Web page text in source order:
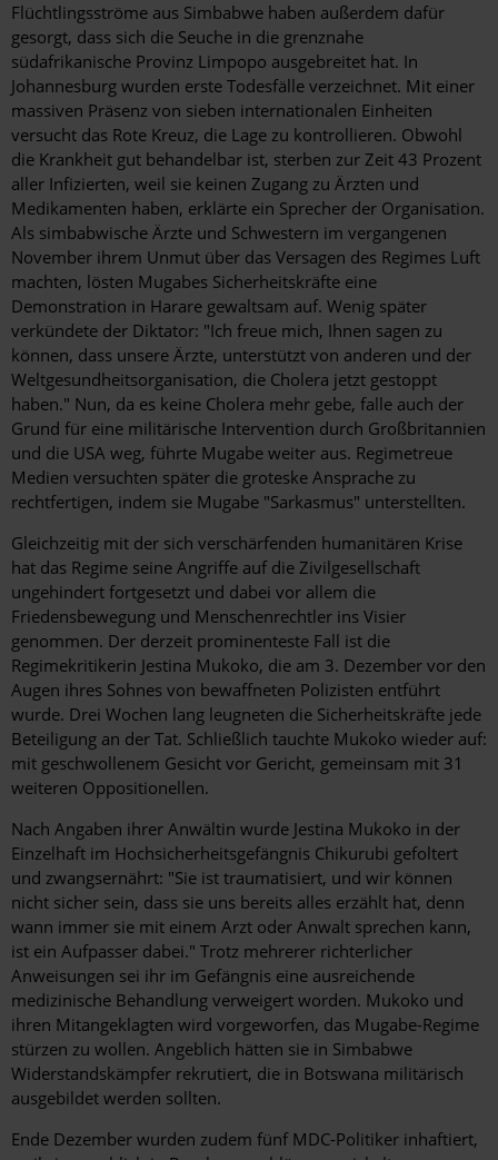
Flüchtlingsströme aus Simbabwe haben außerdem dafür
gesorgt, dass sich die Seuche in die grenznahe
südafrikanische Provinz Limpopo ausgebreitet hat. In
Johannesburg wurden erste Todesfälle verzeichnet. Mit einer
massiven Präsenz von sieben internationalen Einheiten
versucht das Rote Kreuz, die Lage zu kontrollieren. Obwohl
die Krankheit gut behandelbar ist, sterben zur Zeit 43 Prozent
aller Infizierten, weil sie keinen Zugang zu Ärzten und
Medikamenten haben, erklärte ein Sprecher der Organisation.
Als simbabwische Ärzte und Schwestern im vergangenen
November ihrem Unmut über das Versagen des Regimes Luft
machten, lösten Mugabes Sicherheitskräfte eine
Demonstration in Harare gewaltsam auf. Wenig später
verkündete der Diktator: "Ich freue mich, Ihnen sagen zu
können, dass unsere Ärzte, unterstützt von anderen und der
Weltgesundheitsorganisation, die Cholera jetzt gestoppt
haben." Nun, da es keine Cholera mehr gebe, falle auch der
Grund für eine militärische Intervention durch Großbritannien
und die USA weg, führte Mugabe weiter aus. Regimetreue
Medien versuchten später die groteske Ansprache zu
rechtfertigen, indem sie Mugabe "Sarkasmus" unterstellten.
Gleichzeitig mit der sich verschärfenden humanitären Krise
hat das Regime seine Angriffe auf die Zivilgesellschaft
ungehindert fortgesetzt und dabei vor allem die
Friedensbewegung und Menschenrechtler ins Visier
genommen. Der derzeit prominenteste Fall ist die
Regimekritikerin Jestina Mukoko, die am 3. Dezember vor den
Augen ihres Sohnes von bewaffneten Polizisten entführt
wurde. Drei Wochen lang leugneten die Sicherheitskräfte jede
Beteiligung an der Tat. Schließlich tauchte Mukoko wieder auf:
mit geschwollenem Gesicht vor Gericht, gemeinsam mit 31
weiteren Oppositionellen.
Nach Angaben ihrer Anwältin wurde Jestina Mukoko in der
Einzelhaft im Hochsicherheitsgefängnis Chikurubi gefoltert
und zwangsernährt: "Sie ist traumatisiert, und wir können
nicht sicher sein, dass sie uns bereits alles erzählt hat, denn
wann immer sie mit einem Arzt oder Anwalt sprechen kann,
ist ein Aufpasser dabei." Trotz mehrerer richterlicher
Anweisungen sei ihr im Gefängnis eine ausreichende
medizinische Behandlung verweigert worden. Mukoko und
ihren Mitangeklagten wird vorgeworfen, das Mugabe-Regime
stürzen zu wollen. Angeblich hätten sie in Simbabwe
Widerstandskämpfer rekrutiert, die in Botswana militärisch
ausgebildet werden sollten.
Ende Dezember wurden zudem fünf MDC-Politiker inhaftiert,